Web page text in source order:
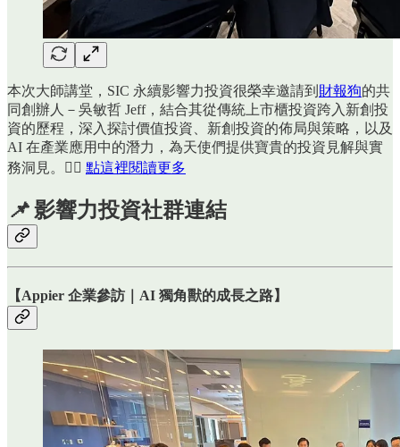
本次大師講堂，SIC 永續影響力投資很榮幸邀請到 財報狗的共
同創辦人－吳敏哲 Jeff，結合其從傳統上市櫃投資跨入新創投
資的歷程，深入探討價值投資、新創投資的佈局與策略，以及
AI 在產業應用中的潛力，為天使們提供寶貴的投資見解與實
務洞見。👉🏻 點這裡閱讀更多
📌影響力投資社群連結
【Appier 企業參訪｜AI 獨角獸的成長之路】